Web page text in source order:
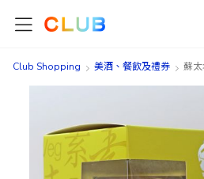
Club Shopping 美酒、餐飲及禮券​ 蘇
beginning